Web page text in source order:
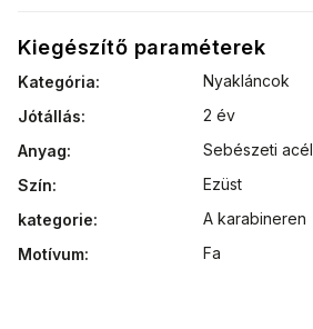
Kiegészítő paraméterek
Kategória:
Nyakláncok
Jótállás:
2 év
Anyag:
Sebészeti acél
Szín:
Ezüst
kategorie:
A karabineren
Motívum: Fa